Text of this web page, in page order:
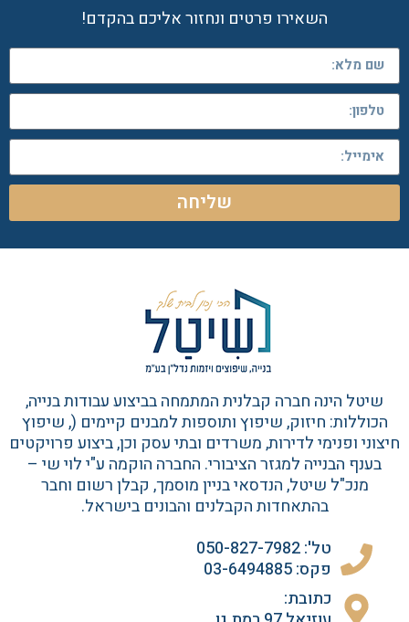
השאירו פרטים ונחזור אליכם בהקדם!
שליחה
שיטל הינה חברה קבלנית המתמחה בביצוע עבודות בנייה,
הכוללות: חיזוק, שיפוץ ותוספות למבנים קיימים (, שיפוץ
חיצוני ופנימי לדירות, משרדים ובתי עסק וכן, ביצוע פרויקטים
בענף הבנייה למגזר הציבורי. החברה הוקמה ע"י לוי שי –
מנכ"ל שיטל, הנדסאי בניין מוסמך, קבלן רשום וחבר
בהתאחדות הקבלנים והבונים בישראל.
טל': 050-827-7982
פקס: 03-6494885
כתובת: